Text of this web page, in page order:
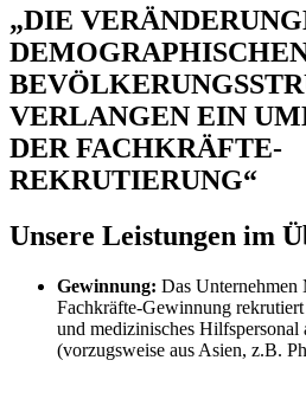
„DIE
VERLANGEN EIN
DER FACHKRÄFTE-
REKRUTIERUNG“
Unsere Leistungen im
Gewinnung: Das
Fachkräfte-Gewinnung
und medizinisches Hilfspersonal
(vorzugsweise aus Asien, z.B.